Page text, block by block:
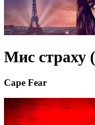
Мис страху
Cape Fear